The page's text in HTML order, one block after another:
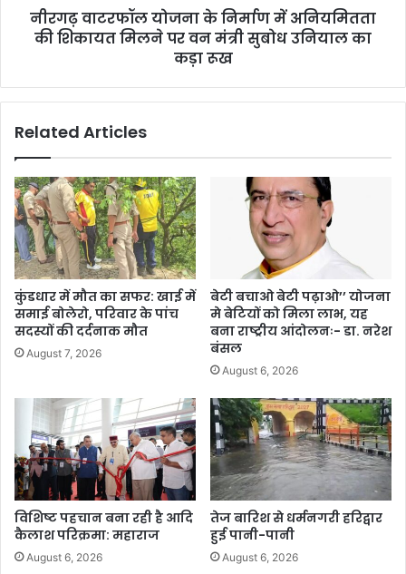
नीरगढ़ वाटरफॉल योजना के निर्माण में अनियमितता
की शिकायत मिलने पर वन मंत्री सुबोध उनियाल का
कड़ा रूख
Related Articles
कुंडधार में मौत का सफर: खाई में
समाई बोलेरो, परिवार के पांच
सदस्यों की दर्दनाक मौत
August 7, 2026
बेटी बचाओ बेटी पढ़ाओ’’ योजना
मे बेटियों को मिला लाभ, यह
बना राष्ट्रीय आंदोलनः- डा. नरेश
बंसल
August 6, 2026
विशिष्ट पहचान बना रही है आदि
कैलाश परिक्रमा: महाराज
August 6, 2026
तेज बारिश से धर्मनगरी हरिद्वार
हुई पानी-पानी
August 6, 2026